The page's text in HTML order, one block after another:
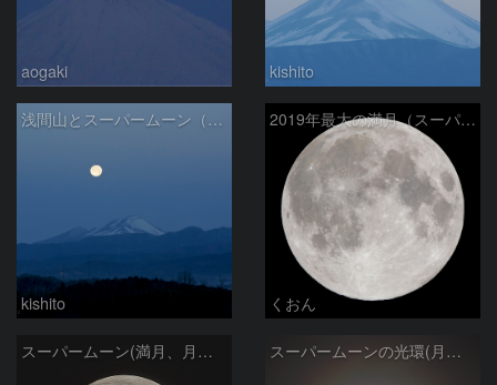
aogaki kishito
浅間山とスーパームーン（2019年2月20日）
kishito
2019年最大の満月（スーパームーン）
くおん
スーパームーン(満月、月齢14.65) スーパームーンの光環(月齢14.64)